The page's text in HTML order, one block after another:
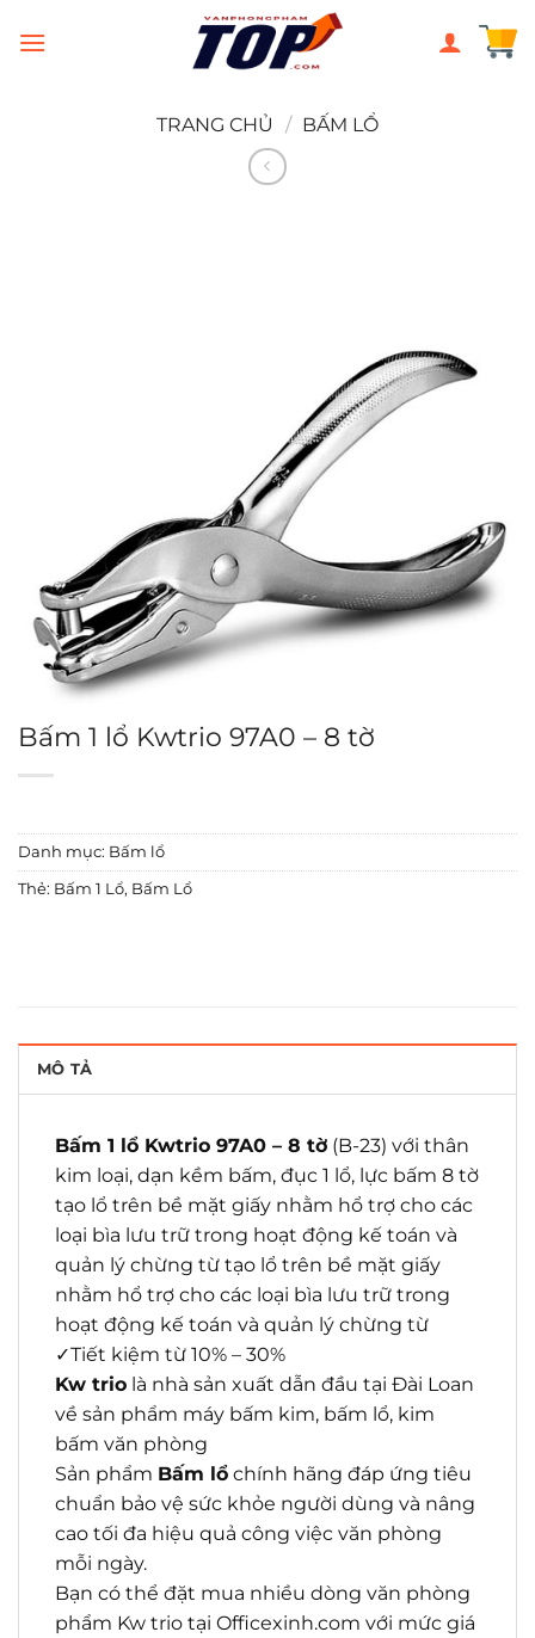
đến
TRANG CHỦ
/ BẤM LỔ
Bấm 1 lổ Kwtrio 97A0 – 8 tờ
Danh mục: Bấm lổ
Thẻ: Bấm 1 Lổ, Bấm Lổ
MÔ TẢ
Bấm 1 lổ Kwtrio 97A0 – 8 tờ (B-23) với thân
kim loại, dạn kềm bấm, đục 1 lổ, lực bấm 8 tờ
tạo lổ trên bề mặt giấy nhằm hổ trợ cho các
loại bìa lưu trữ trong hoạt động kế toán và
quản lý chừng từ tạo lổ trên bề mặt giấy
nhằm hổ trợ cho các loại bìa lưu trữ trong
hoạt động kế toán và quản lý chừng từ
✓Tiết kiệm từ 10% – 30%
Kw trio là nhà sản xuất dẫn đầu tại Đài Loan
về sản phẩm máy bấm kim, bấm lổ, kim
bấm văn phòng
Sản phẩm Bấm lổ chính hãng đáp ứng tiêu
chuẩn bảo vệ sức khỏe người dùng và nâng
cao tối đa hiệu quả công việc văn phòng
mỗi ngày.
Bạn có thể đặt mua nhiều dòng văn phòng
phẩm Kw trio tại Officexinh.com với mức giá